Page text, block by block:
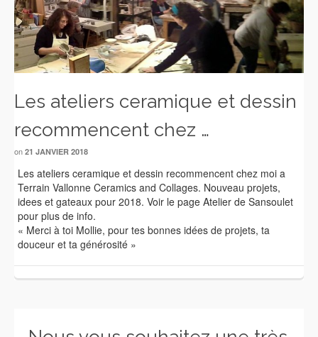
Les ateliers ceramique et dessin
recommencent chez …
on 21 JANVIER 2018
Les ateliers ceramique et dessin recommencent chez moi a
Terrain Vallonne Ceramics and Collages. Nouveau projets,
idees et gateaux pour 2018. Voir le page Atelier de Sansoulet
pour plus de info.
« Merci à toi Mollie, pour tes bonnes idées de projets, ta
douceur et ta générosité »